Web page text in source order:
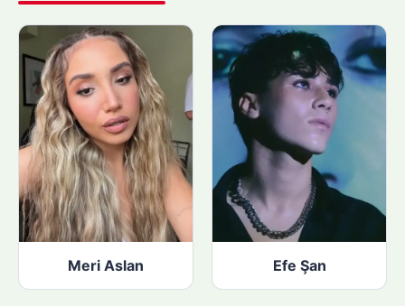
n
Meri Aslan Efe Şan